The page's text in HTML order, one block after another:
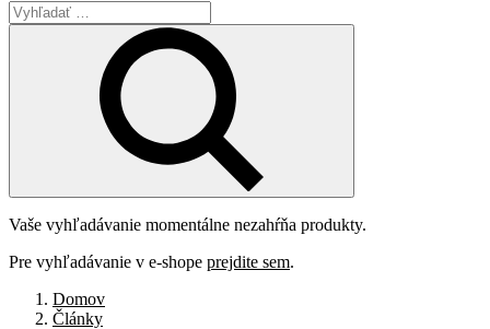
Vaše vyhľadávanie momentálne nezahŕňa produkty.
Pre vyhľadávanie v e-shope prejdite sem.
Domov
Články